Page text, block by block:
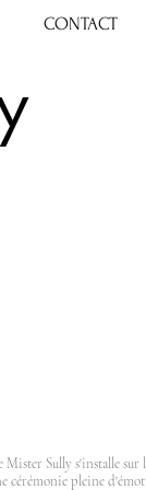
CONTACT
Mister Sully s'installe sur
cérémonie pleine